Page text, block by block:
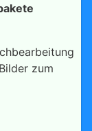
zum